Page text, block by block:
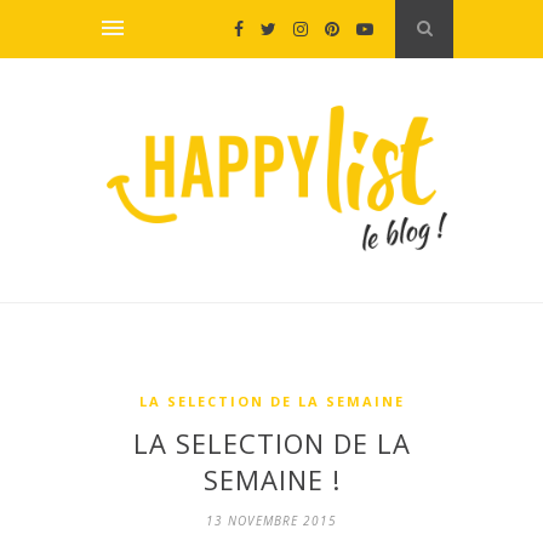
LA SELECTION DE LA SEMAINE
LA SELECTION DE LA
SEMAINE !
13 NOVEMBRE 2015